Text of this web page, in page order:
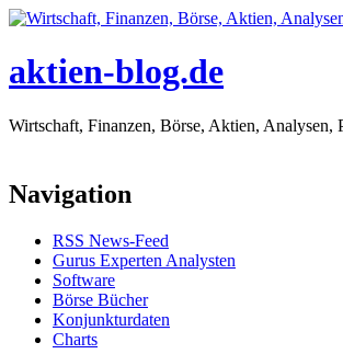
aktien-blog.de
Wirtschaft, Finanzen, Börse, Aktien, Analysen,
Navigation
RSS News-Feed
Gurus Experten Analysten
Software
Börse Bücher
Konjunkturdaten
Charts